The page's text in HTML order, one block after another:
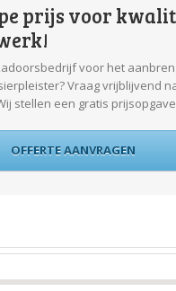
prijs voor
voor het
Vraag vrijblijvend
stellen een gratis
OFFERTE AANVRAGEN